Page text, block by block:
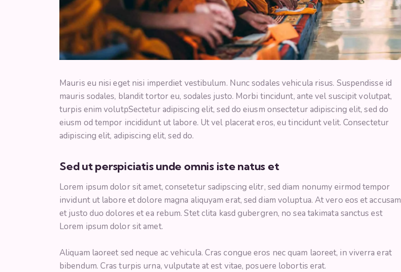
Mauris eu nisi eget nisi imperdiet vestibulum. Nunc sodales vehicula risus. Suspendisse id
mauris sodales, blandit tortor eu, sodales justo. Morbi tincidunt, ante vel suscipit volutpat,
turpis enim volutpSectetur adipiscing elit, sed do eiusm onsectetur adipiscing elit, sed do
eiusm od tempor incididunt ut labore. Ut vel placerat eros, eu tincidunt velit. Consectetur
adipiscing elit, adipiscing elit, sed do.
Sed ut perspiciatis unde omnis iste natus et
Lorem ipsum dolor sit amet, consetetur sadipscing elitr, sed diam nonumy eirmod tempor
invidunt ut labore et dolore magna aliquyam erat, sed diam voluptua. At vero eos et accusam
et justo duo dolores et ea rebum. Stet clita kasd gubergren, no sea takimata sanctus est
Lorem ipsum dolor sit amet.
Aliquam laoreet sed neque ac vehicula. Cras congue eros nec quam laoreet, in viverra erat
bibendum. Cras turpis urna, vulputate at est vitae, posuere lobortis erat.